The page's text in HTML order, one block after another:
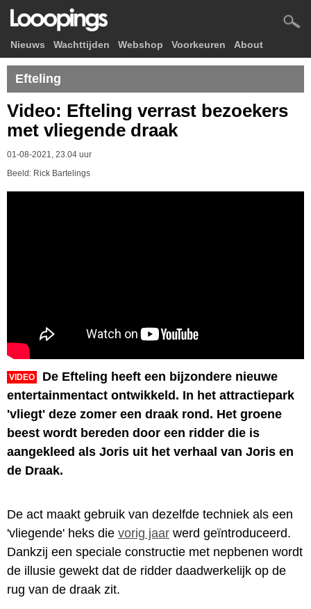
Nieuws Wachttijden Webshop Voorkeuren About
Efteling
Video: Efteling verrast bezoekers
met vliegende draak
01-08-2021, 23.04 uur
Beeld: Rick Bartelings
VIDEO
De Efteling heeft een bijzondere nieuwe
entertainmentact ontwikkeld. In het attractiepark
'vliegt' deze zomer een draak rond. Het groene
beest wordt bereden door een ridder die is
aangekleed als Joris uit het verhaal van Joris en
de Draak.
De act maakt gebruik van dezelfde techniek als een
'vliegende' heks die vorig jaar werd geïntroduceerd.
Dankzij een speciale constructie met nepbenen wordt
de illusie gewekt dat de ridder daadwerkelijk op de
rug van de draak zit.